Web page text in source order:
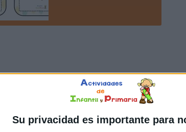
Su privacidad es importante para